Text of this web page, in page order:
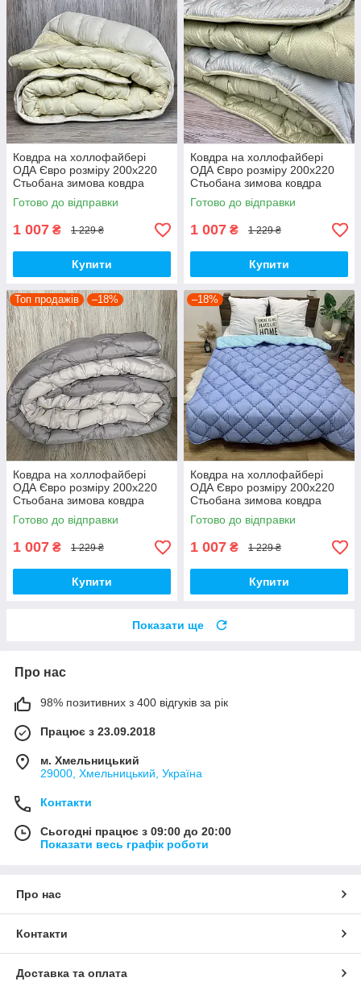
Ковдра на холлофайбері
ОДА Євро розміру 200х220
Стьобана зимова ковдра
високої якості
Готово до відправки
1 007 ₴ 1 229 ₴
Купити
Ковдра на холлофайбері
ОДА Євро розміру 200х220
Стьобана зимова ковдра
високої якості
Готово до відправки
1 007 ₴ 1 229 ₴
Купити
Топ продажів –18%
Ковдра на холлофайбері
ОДА Євро розміру 200х220
Стьобана зимова ковдра
високої якості
Готово до відправки
1 007 ₴ 1 229 ₴
Купити
–18%
Ковдра на холлофайбері
ОДА Євро розміру 200х220
Стьобана зимова ковдра
високої якості
Готово до відправки
1 007 ₴ 1 229 ₴
Купити
Показати ще
Про нас
98% позитивних з 400 відгуків за рік
Працює з 23.09.2018
м. Хмельницький
29000, Хмельницький, Україна
Контакти
Сьогодні працює з 09:00 до 20:00
Показати весь графік роботи
Про нас
Контакти
Доставка та оплата